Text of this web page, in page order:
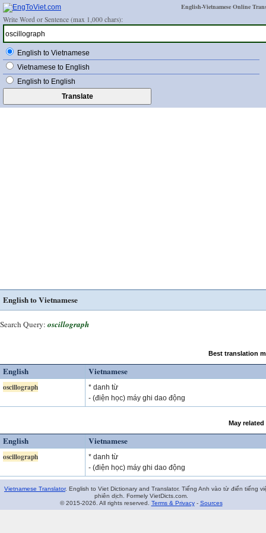
English-Vietnamese Online
Write Word or Sentence (max 1,000 chars):
English to Vietnamese
Vietnamese to English
English to English
English to Vietnamese
Search Query: oscillograph
Best translation
English Vietnamese
oscillograph
* danh từ
- (điện học) máy ghi dao động
May
English Vietnamese
oscillograph
* danh từ
- (điện học) máy ghi dao động
Vietnamese Translator. English to Viet Dictionary and Translator. Tiếng Anh vào từ điển tiếng
phiên dịch. Formely VietDicts.com.
© 2015-2026. All rights reserved. Terms & Privacy- Sources